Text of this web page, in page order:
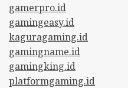
gamerpro.id
gamingeasy.id
kaguragaming.id
gamingname.id
gamingking.id
platformgaming.id